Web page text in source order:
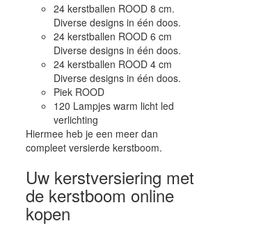
24 kerstballen ROOD 8 cm.
Diverse designs in één doos.
24 kerstballen ROOD 6 cm
Diverse designs in één doos.
24 kerstballen ROOD 4 cm
Diverse designs in één doos.
Piek ROOD
120 Lampjes warm licht led
verlichting
Hiermee heb je een meer dan
compleet versierde kerstboom.
Uw kerstversiering met
de kerstboom online
kopen